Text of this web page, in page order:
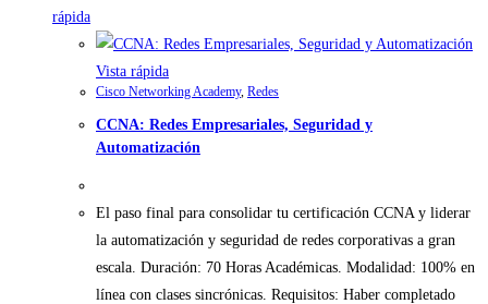
rápida
Vista rápida
Cisco Networking Academy, Redes
CCNA: Redes Empresariales, Seguridad y
Automatización
El paso final para consolidar tu certificación CCNA y liderar
la automatización y seguridad de redes corporativas a gran
escala. Duración: 70 Horas Académicas. Modalidad: 100% en
línea con clases sincrónicas. Requisitos: Haber completado